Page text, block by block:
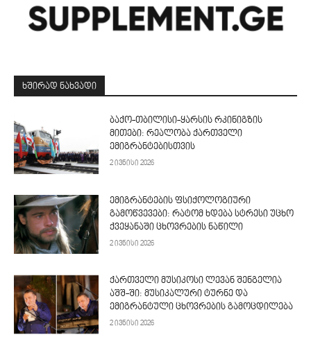
ᲮᲨᲘᲠᲐᲓ ᲜᲐᲮᲕᲐᲓᲘ
ბაქო-თბილისი-ყარსის რკინიგზის
მითები: რეალობა ქართველი
ემიგრანტებისთვის
2 ივნისი 2026
ემიგრანტების ფსიქოლოგიური
გამოწვევები: რატომ ხდება სტრესი უცხო
ქვეყანაში ცხოვრების ნაწილი
2 ივნისი 2026
ქართველი მუსიკოსი ლევან შენგელია
აშშ-ში: მუსიკალური ტურნე და
ემიგრანტული ცხოვრების გამოცდილება
2 ივნისი 2026